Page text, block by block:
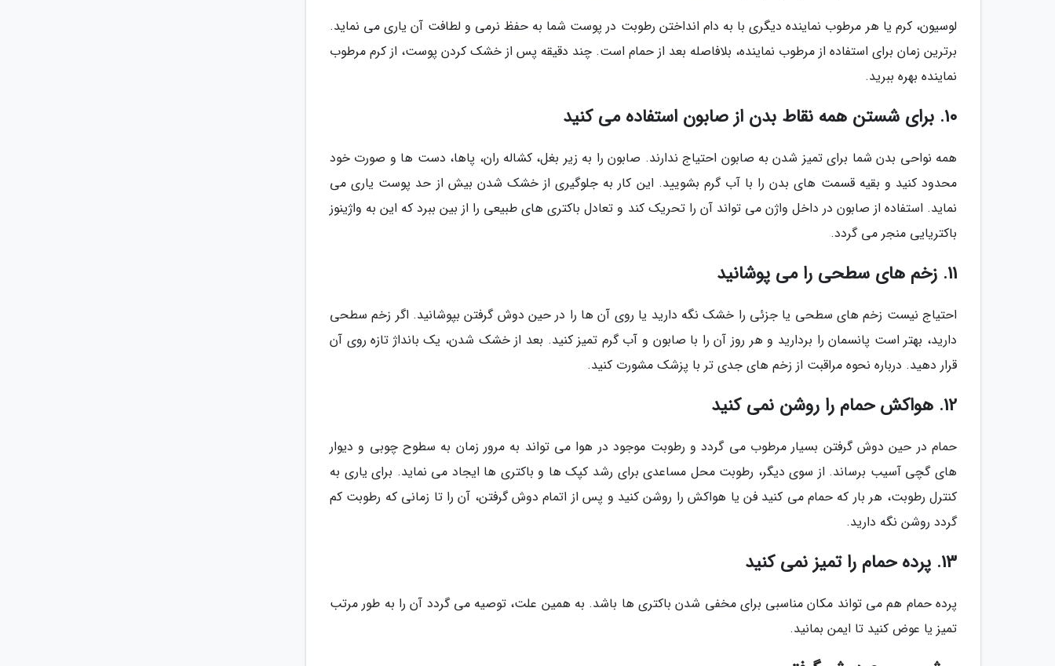
لوسیون، کرم یا هر مرطوب نماینده دیگری با به دام انداختن رطوبت در پوست شما به حفظ نرمی و لطافت آن یاری می نماید.
برترین زمان برای استفاده از مرطوب نماینده، بلافاصله بعد از حمام است. چند دقیقه پس از خشک کردن پوست، از کرم مرطوب
نماینده بهره ببرید.
10. برای شستن همه نقاط بدن از صابون استفاده می کنید
همه نواحی بدن شما برای تمیز شدن به صابون احتیاج ندارند. صابون را به زیر بغل، کشاله ران، پاها، دست ها و صورت خود
محدود کنید و بقیه قسمت های بدن را با آب گرم بشویید. این کار به جلوگیری از خشک شدن بیش از حد پوست یاری می
نماید. استفاده از صابون در داخل واژن می تواند آن را تحریک کند و تعادل باکتری های طبیعی را از بین ببرد که این به واژینوز
باکتریایی منجر می گردد.
11. زخم های سطحی را می پوشانید
احتیاج نیست زخم های سطحی یا جزئی را خشک نگه دارید یا روی آن ها را در حین دوش گرفتن بپوشانید. اگر زخم سطحی
دارید، بهتر است پانسمان را بردارید و هر روز آن را با صابون و آب گرم تمیز کنید. بعد از خشک شدن، یک بانداژ تازه روی آن
قرار دهید. درباره نحوه مراقبت از زخم های جدی تر با پزشک مشورت کنید.
12. هواکش حمام را روشن نمی کنید
حمام در حین دوش گرفتن بسیار مرطوب می گردد و رطوبت موجود در هوا می تواند به مرور زمان به سطوح چوبی و دیوار
های گچی آسیب برساند. از سوی دیگر، رطوبت محل مساعدی برای رشد کپک ها و باکتری ها ایجاد می نماید. برای یاری به
کنترل رطوبت، هر بار که حمام می کنید فن یا هواکش را روشن کنید و پس از اتمام دوش گرفتن، آن را تا زمانی که رطوبت کم
گردد روشن نگه دارید.
13. پرده حمام را تمیز نمی کنید
پرده حمام هم می تواند مکان مناسبی برای مخفی شدن باکتری ها باشد. به همین علت، توصیه می گردد آن را به طور مرتب
تمیز یا عوض کنید تا ایمن بمانید.